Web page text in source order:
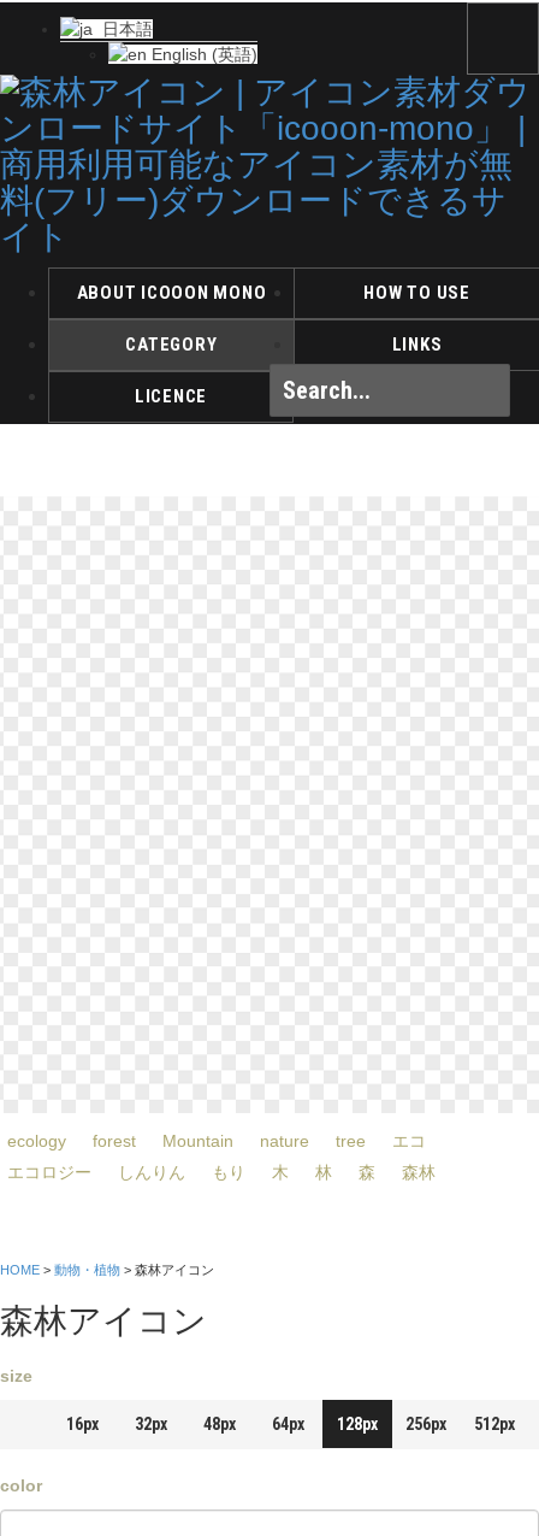
ABOUT ICOOON MONO HOW TO USE
CATEGORY LINKS
LICENCE
日本語
English (英語)
ecology forest Mountain nature tree
エコ
エコロジー
しんりん もり 木 林 森 森林
HOME > 動物・植物 > 森林アイコン
森林アイコン
size
16px 32px 48px 64px 128px 256px 512px
color